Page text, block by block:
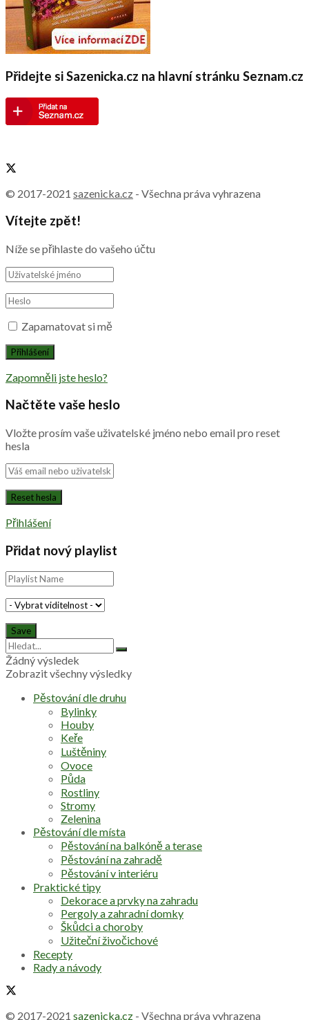
Přidejte si Sazenicka.cz na hlavní stránku Seznam.cz
© 2017-2021 sazenicka.cz - Všechna práva vyhrazena
Vítejte zpět!
Níže se přihlaste do vašeho účtu
Zapamatovat si mě
Zapomněli jste heslo?
Načtěte vaše heslo
Vložte prosím vaše uživatelské jméno nebo email pro reset
hesla
Přihlášení
Přidat nový playlist
Žádný výsledek
Zobrazit všechny výsledky
Pěstování dle druhu
Bylinky
Houby
Keře
Luštěniny
Ovoce
Půda
Rostliny
Stromy
Zelenina
Pěstování dle místa
Pěstování na balkóně a terase
Pěstování na zahradě
Pěstování v interiéru
Praktické tipy
Dekorace a prvky na zahradu
Pergoly a zahradní domky
Škůdci a choroby
Užiteční živočichové
Recepty
Rady a návody
© 2017-2021 sazenicka.cz - Všechna práva vyhrazena